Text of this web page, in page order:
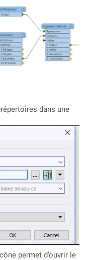
dans une
permet d’ouvrir le